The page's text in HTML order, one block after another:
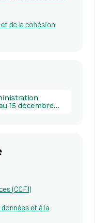
de la cohésion
15 décembre
(CCFI)
et à la